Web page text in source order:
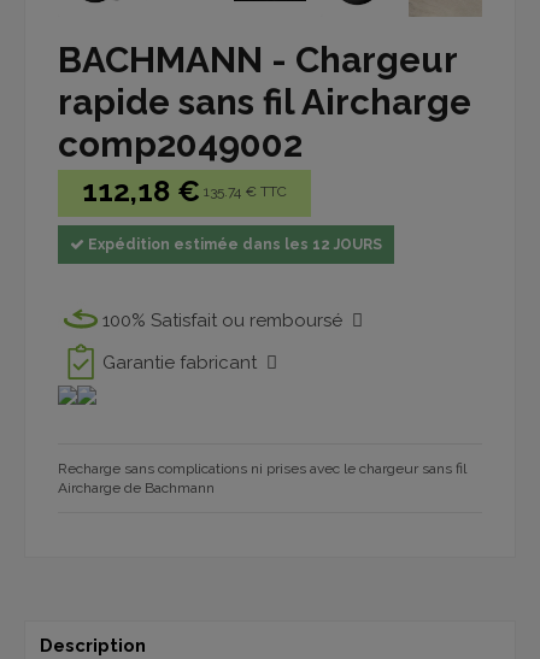
BACHMANN - Chargeur
rapide sans fil Aircharge
comp2049002
112,18 € 135.74 € TTC
Expédition estimée dans les 12 JOURS
100% Satisfait ou remboursé
Garantie fabricant
Recharge sans complications ni prises avec le chargeur sans fil
Aircharge de Bachmann
Description